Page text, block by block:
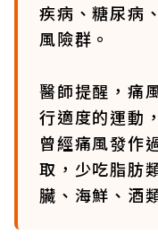
疾病、糖尿病
風險群。
醫師提醒，痛
行適度的運動
曾經痛風發作
取，少吃脂肪
臟、海鮮、酒